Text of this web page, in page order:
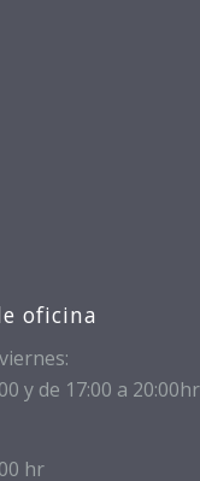
oficina
y de 17:00 a 20:00hr
hr